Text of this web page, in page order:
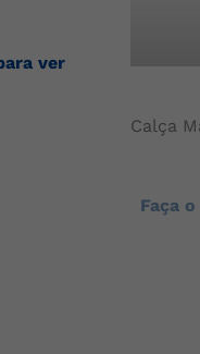
ver
Calça
Faça